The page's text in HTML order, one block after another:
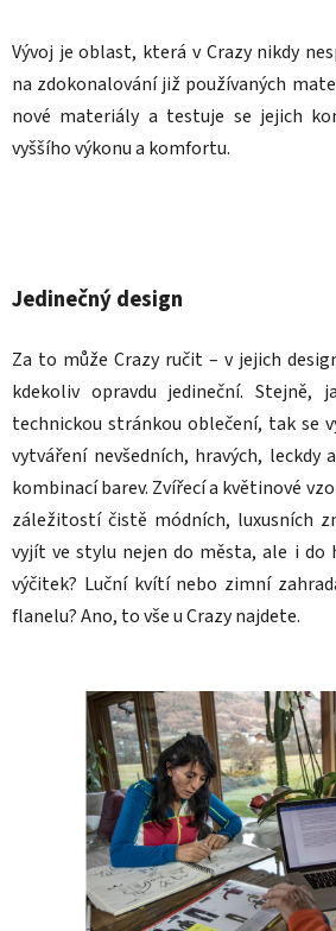
Vývoj je oblast, která v Crazy nikdy
na zdokonalování již používaných
nové materiály a testuje se jejich
vyššího výkonu a
Jedinečný design
Za to může Crazy ručit – v jejich
kdekoliv opravdu jedineční. Stejně,
technickou stránkou oblečení, tak se
vytváření nevšedních, hravých,
kombinací barev. Zvířecí a květinové
záležitostí čistě módních, luxusních
vyjít ve stylu nejen do města, ale i do
výčitek? Luční kvítí nebo zimní
flanelu? Ano, to vše u Crazy najdete.